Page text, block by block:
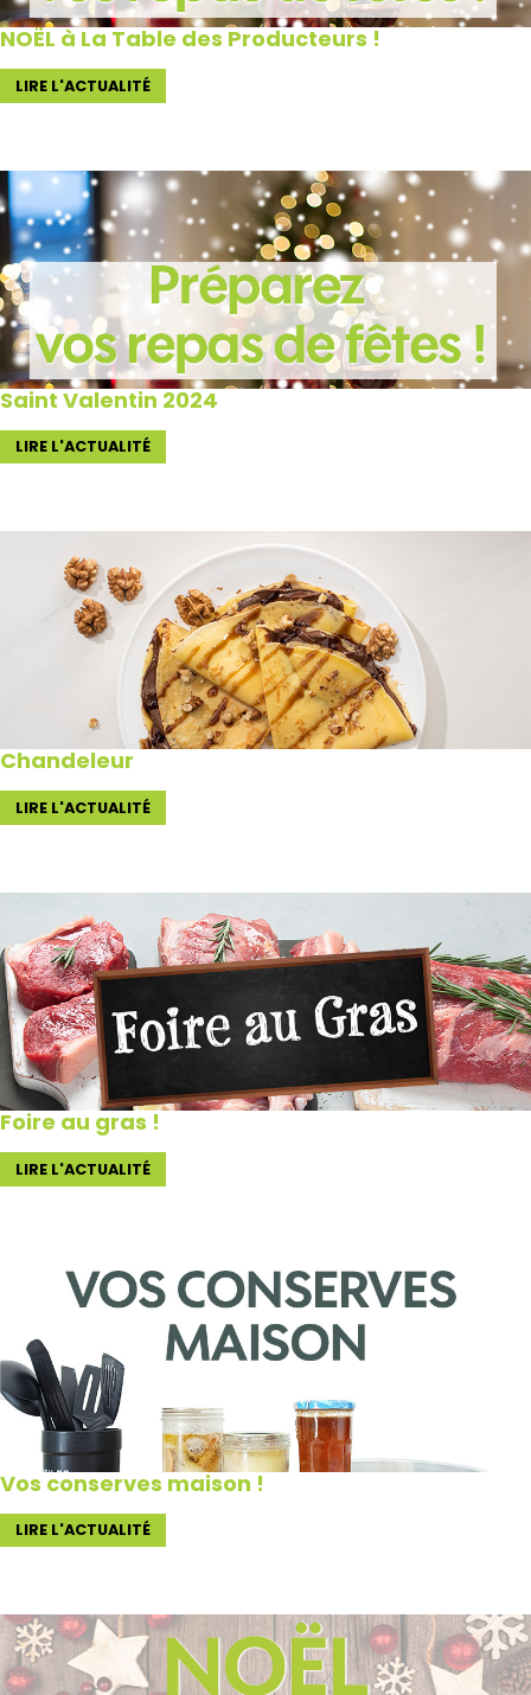
NOËL à La Table des Producteurs !
LIRE L'ACTUALITÉ
Saint Valentin 2024
LIRE L'ACTUALITÉ
Chandeleur
LIRE L'ACTUALITÉ
Foire au gras !
LIRE L'ACTUALITÉ
Vos conserves maison !
LIRE L'ACTUALITÉ